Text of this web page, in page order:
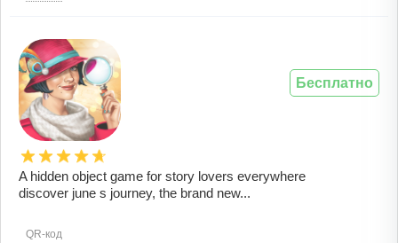
A hidden object game for story lovers everywhere
discover june s journey, the brand new...
QR-код
Бесплатно